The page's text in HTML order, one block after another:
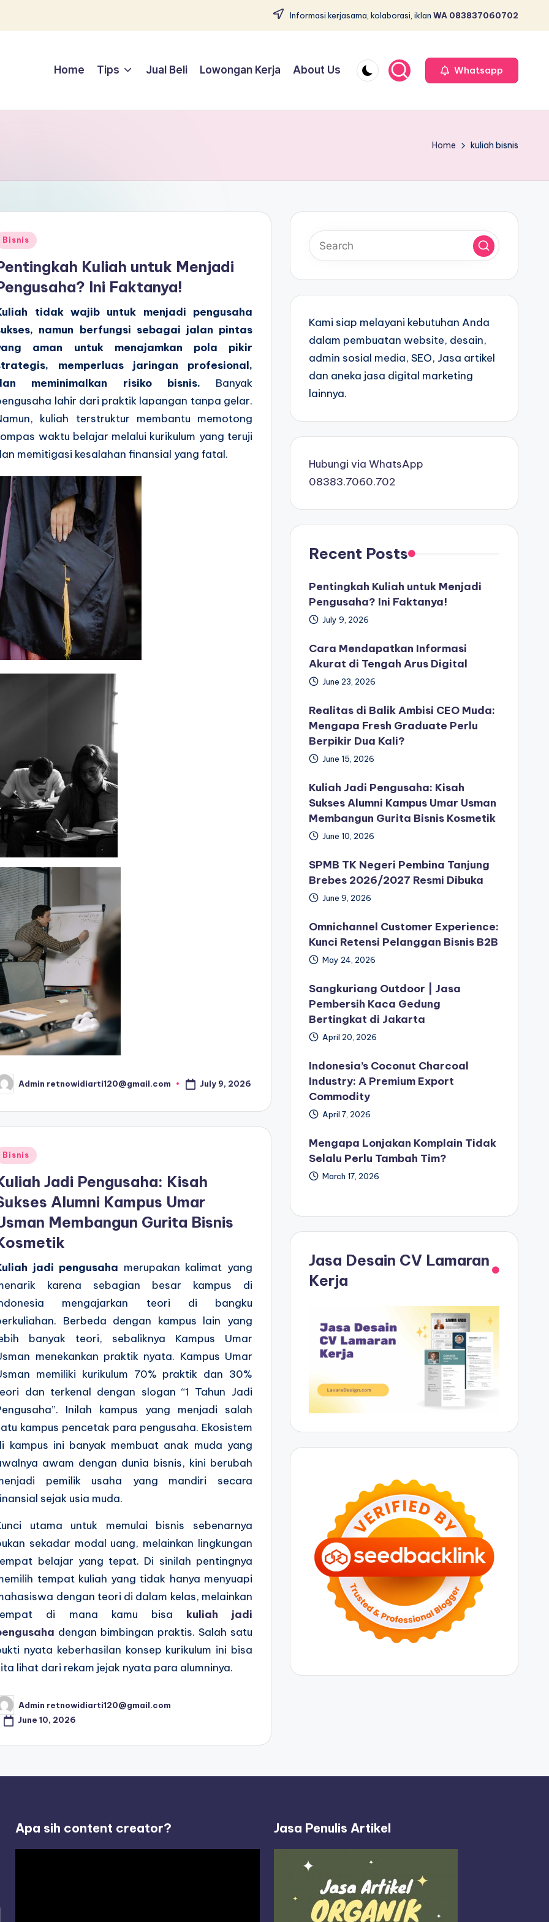
Informasi kerjasama, kolaborasi, iklan WA 083837060702
Home Tips Jual Beli Lowongan Kerja About Us Whatsapp
Home kuliah bisnis
Bisnis
Kuliah untuk Menjadi
Ini Faktanya!
tidak wajib untuk menjadi pengusaha
namun berfungsi sebagai jalan pintas
aman untuk menajamkan pola pikir
memperluas jaringan profesional,
meminimalkan risiko bisnis. Banyak
lahir dari praktik lapangan tanpa gelar.
kuliah terstruktur membantu memotong
waktu belajar melalui kurikulum yang teruji
memitigasi kesalahan finansial yang fatal.
Admin retnowidiarti120@gmail.com July 9, 2026
Bisnis
Jadi Pengusaha: Kisah
Alumni Kampus Umar
Membangun Gurita Bisnis
jadi pengusaha merupakan kalimat yang
karena sebagian besar kampus di
mengajarkan teori di bangku
Berbeda dengan kampus lain yang
banyak teori, sebaliknya Kampus Umar
menekankan praktik nyata. Kampus Umar
memiliki kurikulum 70% praktik dan 30%
dan terkenal dengan slogan “1 Tahun Jadi
Inilah kampus yang menjadi salah
kampus pencetak para pengusaha. Ekosistem
kampus ini banyak membuat anak muda yang
awam dengan dunia bisnis, kini berubah
pemilik usaha yang mandiri secara
sejak usia muda.
utama untuk memulai bisnis sebenarnya
sekadar modal uang, melainkan lingkungan
belajar yang tepat. Di sinilah pentingnya
tempat kuliah yang tidak hanya menyuapi
dengan teori di dalam kelas, melainkan
di mana kamu bisa kuliah jadi
dengan bimbingan praktis. Salah satu
nyata keberhasilan konsep kurikulum ini bisa
lihat dari rekam jejak nyata para alumninya.
Admin retnowidiarti120@gmail.com
June 10, 2026
Kami siap melayani kebutuhan Anda
dalam pembuatan website, desain,
admin sosial media, SEO, Jasa artikel
dan aneka jasa digital marketing
lainnya.
Hubungi via WhatsApp
08383.7060.702
Recent Posts
Pentingkah Kuliah untuk Menjadi
Pengusaha? Ini Faktanya!
July 9, 2026
Cara Mendapatkan Informasi
Akurat di Tengah Arus Digital
June 23, 2026
Realitas di Balik Ambisi CEO Muda:
Mengapa Fresh Graduate Perlu
Berpikir Dua Kali?
June 15, 2026
Kuliah Jadi Pengusaha: Kisah
Sukses Alumni Kampus Umar Usman
Membangun Gurita Bisnis Kosmetik
June 10, 2026
SPMB TK Negeri Pembina Tanjung
Brebes 2026/2027 Resmi Dibuka
June 9, 2026
Omnichannel Customer Experience:
Kunci Retensi Pelanggan Bisnis B2B
May 24, 2026
Sangkuriang Outdoor | Jasa
Pembersih Kaca Gedung
Bertingkat di Jakarta
April 20, 2026
Indonesia’s Coconut Charcoal
Industry: A Premium Export
Commodity
April 7, 2026
Mengapa Lonjakan Komplain Tidak
Selalu Perlu Tambah Tim?
March 17, 2026
Jasa Desain CV Lamaran
Kerja
Apa sih content creator? Jasa Penulis Artikel